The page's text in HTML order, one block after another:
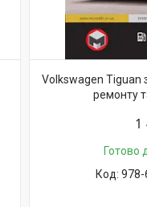
Volkswagen Tiguan
ремонту
1
Готово
978-